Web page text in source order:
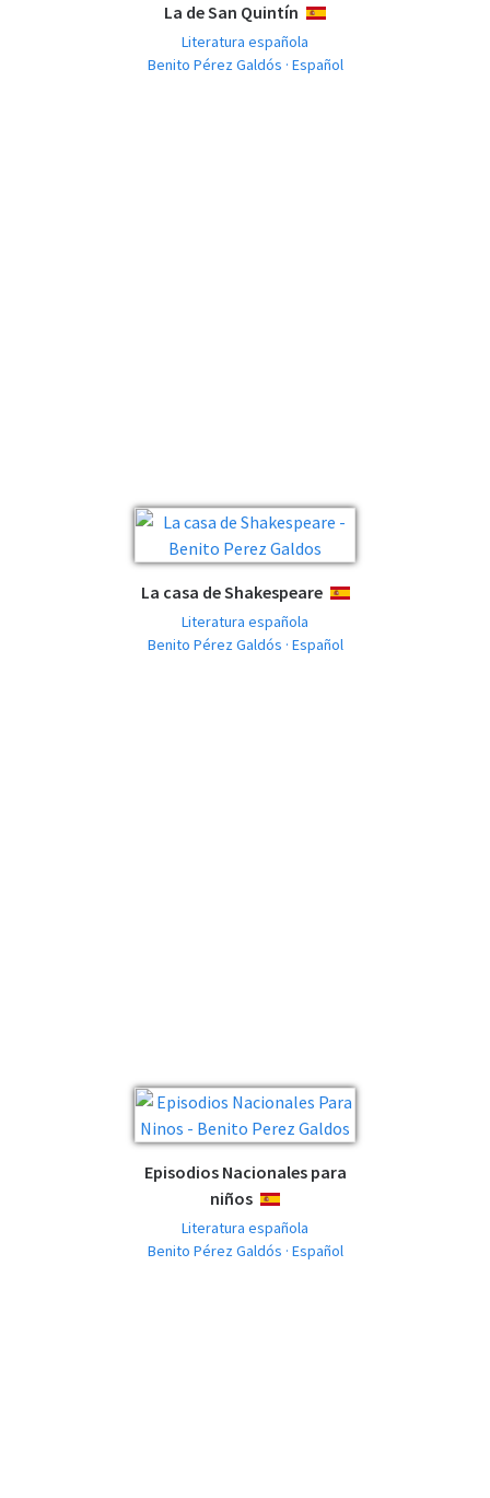
La de San Quintín ESPAÑOL
Literatura española
Benito Pérez Galdós · Español
La casa de Shakespeare ESPAÑOL
Literatura española
Benito Pérez Galdós · Español
Episodios Nacionales para
niños ESPAÑOL
Literatura española
Benito Pérez Galdós · Español